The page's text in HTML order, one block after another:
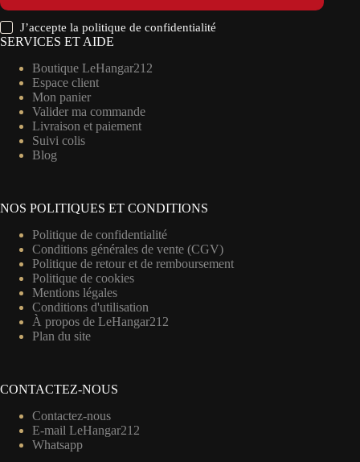
J’accepte lapolitique de confidentialité
SERVICES ET AIDE
Boutique LeHangar212
Espace client
Mon panier
Valider ma commande
Livraison et paiement
Suivi colis
Blog
NOS POLITIQUES ET CONDITIONS
Politique de confidentialité
Conditions générales de vente (CGV)
Politique de retour et de remboursement
Politique de cookies
Mentions légales
Conditions d'utilisation
À propos de LeHangar212
Plan du site
CONTACTEZ-NOUS
Contactez-nous
E-mail LeHangar212
Whatsapp